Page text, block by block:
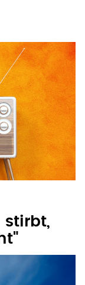
stirbt,